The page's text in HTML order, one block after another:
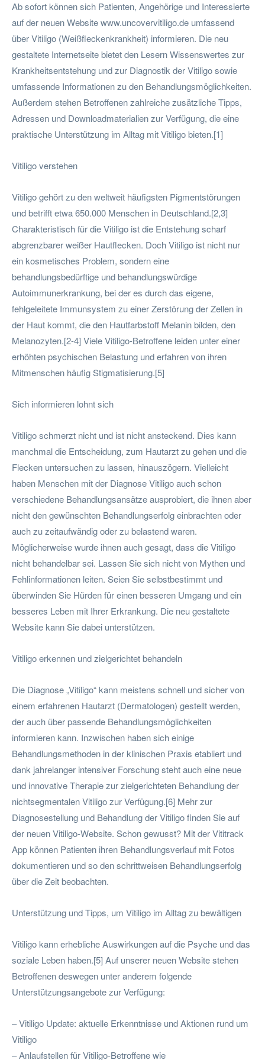
Ab sofort können sich Patienten, Angehörige und Interessierte
auf der neuen Website www.uncovervitiligo.de umfassend
über Vitiligo (Weißfleckenkrankheit) informieren. Die neu
gestaltete Internetseite bietet den Lesern Wissenswertes zur
Krankheitsentstehung und zur Diagnostik der Vitiligo sowie
umfassende Informationen zu den Behandlungsmöglichkeiten.
Außerdem stehen Betroffenen zahlreiche zusätzliche Tipps,
Adressen und Downloadmaterialien zur Verfügung, die eine
praktische Unterstützung im Alltag mit Vitiligo bieten.[1]
Vitiligo verstehen
Vitiligo gehört zu den weltweit häufigsten Pigmentstörungen
und betrifft etwa 650.000 Menschen in Deutschland.[2,3]
Charakteristisch für die Vitiligo ist die Entstehung scharf
abgrenzbarer weißer Hautflecken. Doch Vitiligo ist nicht nur
ein kosmetisches Problem, sondern eine
behandlungsbedürftige und behandlungswürdige
Autoimmunerkrankung, bei der es durch das eigene,
fehlgeleitete Immunsystem zu einer Zerstörung der Zellen in
der Haut kommt, die den Hautfarbstoff Melanin bilden, den
Melanozyten.[2-4] Viele Vitiligo-Betroffene leiden unter einer
erhöhten psychischen Belastung und erfahren von ihren
Mitmenschen häufig Stigmatisierung.[5]
Sich informieren lohnt sich
Vitiligo schmerzt nicht und ist nicht ansteckend. Dies kann
manchmal die Entscheidung, zum Hautarzt zu gehen und die
Flecken untersuchen zu lassen, hinauszögern. Vielleicht
haben Menschen mit der Diagnose Vitiligo auch schon
verschiedene Behandlungsansätze ausprobiert, die ihnen aber
nicht den gewünschten Behandlungserfolg einbrachten oder
auch zu zeitaufwändig oder zu belastend waren.
Möglicherweise wurde ihnen auch gesagt, dass die Vitiligo
nicht behandelbar sei. Lassen Sie sich nicht von Mythen und
Fehlinformationen leiten. Seien Sie selbstbestimmt und
überwinden Sie Hürden für einen besseren Umgang und ein
besseres Leben mit Ihrer Erkrankung. Die neu gestaltete
Website kann Sie dabei unterstützen.
Vitiligo erkennen und zielgerichtet behandeln
Die Diagnose „Vitiligo“ kann meistens schnell und sicher von
einem erfahrenen Hautarzt (Dermatologen) gestellt werden,
der auch über passende Behandlungsmöglichkeiten
informieren kann. Inzwischen haben sich einige
Behandlungsmethoden in der klinischen Praxis etabliert und
dank jahrelanger intensiver Forschung steht auch eine neue
und innovative Therapie zur zielgerichteten Behandlung der
nichtsegmentalen Vitiligo zur Verfügung.[6] Mehr zur
Diagnosestellung und Behandlung der Vitiligo finden Sie auf
der neuen Vitiligo-Website. Schon gewusst? Mit der Vititrack
App können Patienten ihren Behandlungsverlauf mit Fotos
dokumentieren und so den schrittweisen Behandlungserfolg
über die Zeit beobachten.
Unterstützung und Tipps, um Vitiligo im Alltag zu bewältigen
Vitiligo kann erhebliche Auswirkungen auf die Psyche und das
soziale Leben haben.[5] Auf unserer neuen Website stehen
Betroffenen deswegen unter anderem folgende
Unterstützungsangebote zur Verfügung:
– Vitiligo Update: aktuelle Erkenntnisse und Aktionen rund um
Vitiligo
– Anlaufstellen für Vitiligo-Betroffene wie